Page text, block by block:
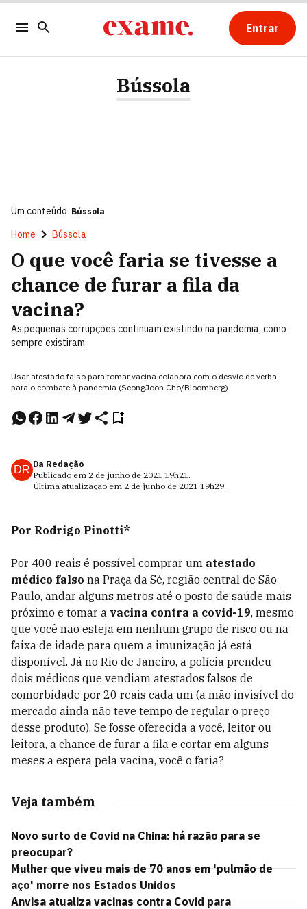
Entrar
Bússola
Um conteúdo Bússola
Home Bússola
O que você faria se tivesse a
chance de furar a fila da
vacina?
As pequenas corrupções continuam existindo na pandemia, como
sempre existiram
Usar atestado falso para tomar vacina colabora com o desvio de verba
para o combate à pandemia (SeongJoon Cho/Bloomberg)
DR Da Redação
Publicado em 2 de junho de 2021 19h21.
Última atualização em 2 de junho de 2021 19h29.
Por Rodrigo Pinotti*
Por 400 reais é possível comprar um atestado
médico falso na Praça da Sé, região central de São
Paulo, andar alguns metros até o posto de saúde mais
próximo e tomar a vacina contra a covid-19, mesmo
que você não esteja em nenhum grupo de risco ou na
faixa de idade para quem a imunização já está
disponível. Já no Rio de Janeiro, a polícia prendeu
dois médicos que vendiam atestados falsos de
comorbidade por 20 reais cada um (a mão invisível do
mercado ainda não teve tempo de regular o preço
desse produto). Se fosse oferecida a você, leitor ou
leitora, a chance de furar a fila e cortar em alguns
meses a espera pela vacina, você o faria?
Veja também
Novo surto de Covid na China: há razão para se
preocupar?
Mulher que viveu mais de 70 anos em 'pulmão de
aço' morre nos Estados Unidos
Anvisa atualiza vacinas contra Covid para